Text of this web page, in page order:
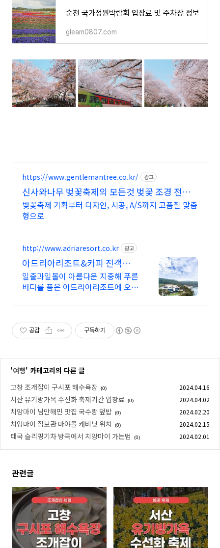
순천 국가정원박람회 입장료 및 주차장 정보
gleam0807.com
https://www.gentlemantree.co.kr/ 광고
신사와나무 벚꽃축제의 모든것 벚꽃 조경 전문
기업
벚꽃축제 기획부터 디자인, 시공, A/S까지 고품질 맞춤
형으로
http://www.adriaresort.co.kr 광고
아드리아리조트&커피 전객실
바다전망, 아로마스파
일출과일몰이 아름다운 지중해 푸른
바다를 품은 아드리아리조트에 오신
공감 구독하기
'여행' 카테고리의 다른 글
고창 조개잡이 구시포 해수욕장
(0) 2024.04.16
서산 유기방가옥 수선화 축제기간 입장료 (0) 2024.04.02
치앙마이 님만해민 맛집 국수랑 덮밥 (0) 2024.02.20
치앙마이 짐보관 마야몰 캐비닛 위치 (0) 2024.02.15
태국 슬리핑기차 방콕에서 치앙마이 가는법 (0) 2024.02.01
관련글